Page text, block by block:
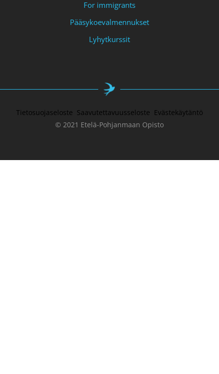
For immigrants
Pääsykoevalmennukset
Lyhytkurssit
Tietosuojaseloste Saavutettavuusseloste Evästekäytäntö
© 2021 Etelä-Pohjanmaan Opisto